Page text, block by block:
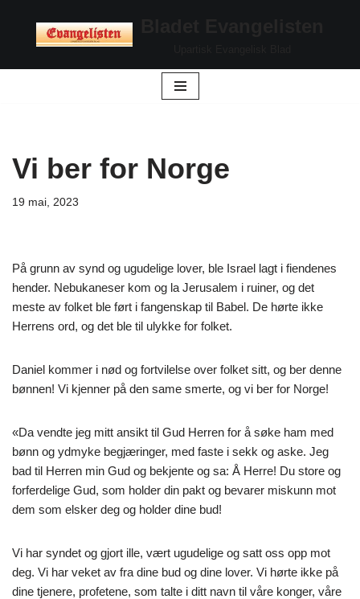
Hopp
Vi ber for Norge
19 mai, 2023
På grunn av synd og ugudelige lover, ble Israel lagt i fiendenes
hender. Nebukaneser kom og la Jerusalem i ruiner, og det
meste av folket ble ført i fangenskap til Babel. De hørte ikke
Herrens ord, og det ble til ulykke for folket.
Daniel kommer i nød og fortvilelse over folket sitt, og ber denne
bønnen! Vi kjenner på den same smerte, og vi ber for Norge!
«Da vendte jeg mitt ansikt til Gud Herren for å søke ham med
bønn og ydmyke begjæringer, med faste i sekk og aske. Jeg
bad til Herren min Gud og bekjente og sa: Å Herre! Du store og
forferdelige Gud, som holder din pakt og bevarer miskunn mot
dem som elsker deg og holder dine bud!
Vi har syndet og gjort ille, vært ugudelige og satt oss opp mot
deg. Vi har veket av fra dine bud og dine lover. Vi hørte ikke på
dine tjenere, profetene, som talte i ditt navn til våre konger, våre